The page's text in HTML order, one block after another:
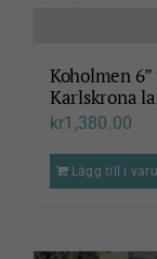
Koholmen
Karlskrona
kr1,380.00
Lägg till i